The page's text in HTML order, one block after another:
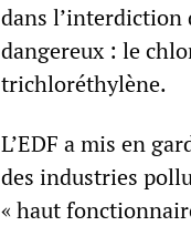
dans l’interdiction
dangereux : le
trichloréthylène.
L’EDF a mis en
des industries
« haut